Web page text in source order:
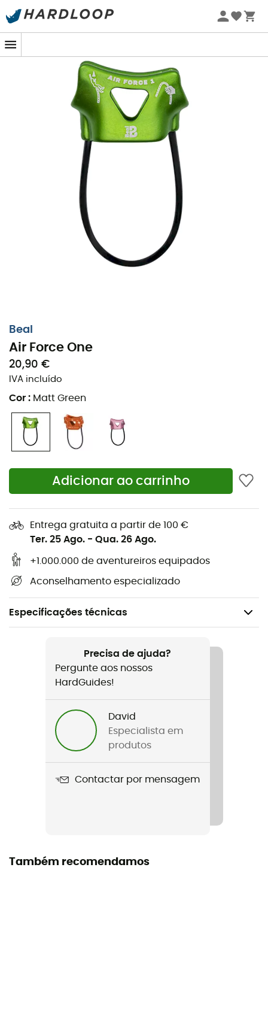
Promoções de verão 🔥 -5% EXTRA a partir de 2 produtos*
Beal
Air Force One
20,90 €
IVA incluído
Cor : Matt Green
Adicionar ao carrinho
Entrega gratuita a partir de 100 €
Ter. 25 Ago. - Qua. 26 Ago.
+1.000.000 de aventureiros equipados
Aconselhamento especializado
Especificações técnicas
Escalada em bloco / Indoor climbing
Nome do produto
Air Force One
Manual de instruções
Precisa de ajuda?
Pergunte aos nossos
HardGuides!
David
Especialista em
produtos
Contactar por mensagem
Também recomendamos